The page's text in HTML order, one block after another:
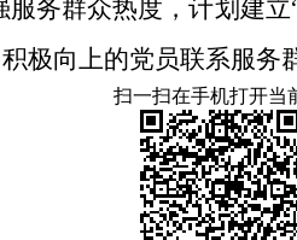
务群众热度，计划建
极向上的党员联系服务
扫一扫在手机打开当